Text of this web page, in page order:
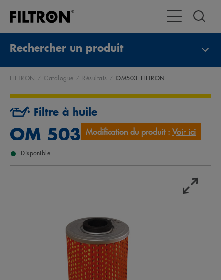
Toggle
Rechercher un produit
FILTRON Catalogue Résultats OM503_FILTRON
Filtre à huile
OM 503 Modification du produit : Voir ici
Disponible